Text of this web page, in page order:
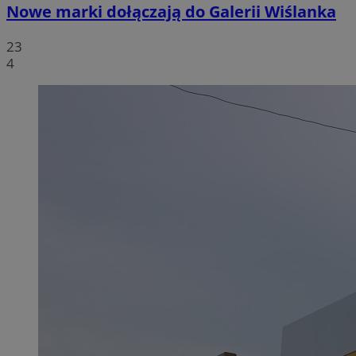
Nowe marki dołączają do Galerii Wiślanka
23
4